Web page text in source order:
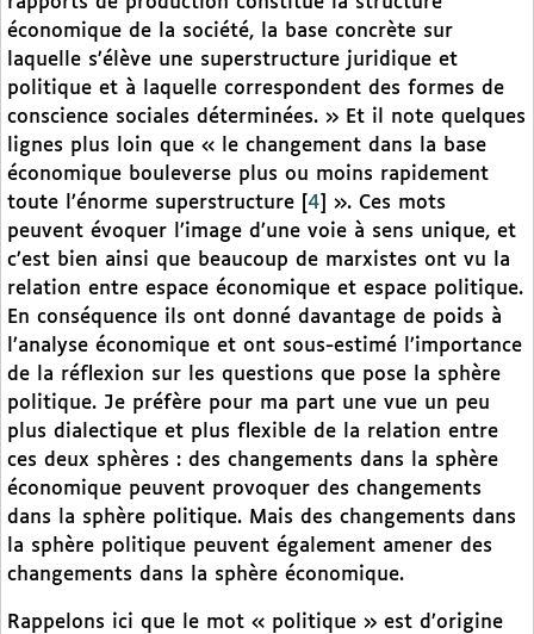
économique de la société, la base concrète sur
laquelle s’élève une superstructure juridique et
politique et à laquelle correspondent des formes de
conscience sociales déterminées. » Et il note quelques
lignes plus loin que « le changement dans la base
économique bouleverse plus ou moins rapidement
toute l’énorme superstructure
4
». Ces mots
peuvent évoquer l’image d’une voie à sens unique, et
c’est bien ainsi que beaucoup de marxistes ont vu la
relation entre espace économique et espace politique.
En conséquence ils ont donné davantage de poids à
l’analyse économique et ont sous-estimé l’importance
de la réflexion sur les questions que pose la sphère
politique. Je préfère pour ma part une vue un peu
plus dialectique et plus flexible de la relation entre
ces deux sphères : des changements dans la sphère
économique peuvent provoquer des changements
dans la sphère politique. Mais des changements dans
la sphère politique peuvent également amener des
changements dans la sphère économique.
Rappelons ici que le mot « politique » est d’origine